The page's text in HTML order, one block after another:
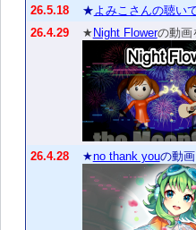
26.5.18 ★よみこさんの聴い
26.4.29
★ Night Flowerの動
26.4.28 ★no thank youの動